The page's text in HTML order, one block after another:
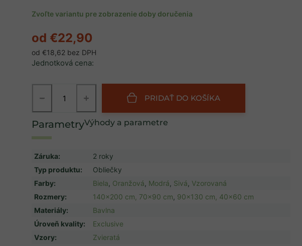
od €22,90
od €18,62 bez DPH
Jednotková cena:
Zvoľte variantu pre zobrazenie doby doručenia
+
− PRIDAŤ DO KOŠÍKA
Výhody a parametre
Záruka:
2 roky
Typ produktu:
Obliečky
Farby: Biela Oranžová Modrá Sivá Vzorovaná
Rozmery: 140x200 cm, 70x90 cm 90x130 cm, 40x60 cm
Materiály:
Bavlna
Úroveň kvality:
Exclusive
Vzory:
Zvieratá